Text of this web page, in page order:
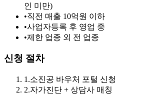
인 미만)
•직전 매출 10억원 이하
•사업자등록 후 영업 중
•제한 업종 외 전 업종
신청 절차
1 .소진공 바우처 포털 신청
2.자가진단 + 상담사 매칭